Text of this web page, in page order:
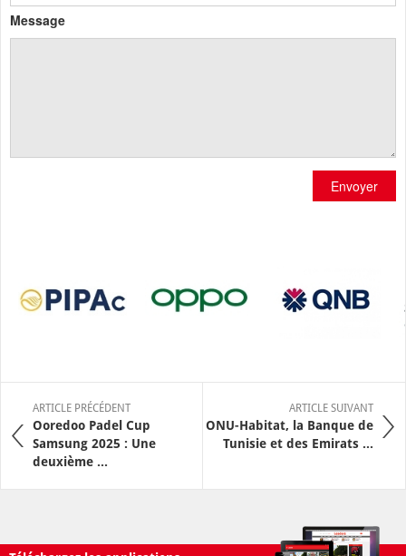
Message
Envoyer
ARTICLE PRÉCÉDENT
Ooredoo Padel Cup
Samsung 2025 : Une
deuxième ...
ARTICLE SUIVANT
ONU-Habitat, la Banque de
Tunisie et des Emirats ...